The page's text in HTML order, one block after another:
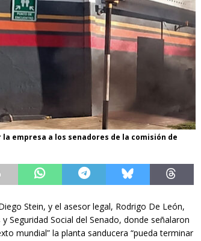
empresa a los senadores de la comisión de
Stein, y el asesor legal, Rodrigo De León,
Seguridad Social del Senado, donde señalaron
mundial” la planta sanducera “pueda terminar